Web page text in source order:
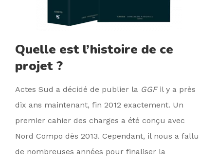
Quelle est l’histoire de ce
projet ?
Actes Sud a décidé de publier la GGFil y a près
dix ans maintenant, fin 2012 exactement. Un
premier cahier des charges a été conçu avec
Nord Compo dès 2013. Cependant, il nous a fallu
de nombreuses années pour finaliser la